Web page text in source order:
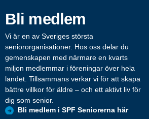
Bli medlem
Vi är en av Sveriges största
seniororganisationer. Hos oss delar du
gemenskapen med närmare en kvarts
miljon medlemmar i föreningar över hela
landet. Tillsammans verkar vi för att skapa
bättre villkor för äldre – och ett aktivt liv för
dig som senior.
Bli medlem i SPF Seniorerna här